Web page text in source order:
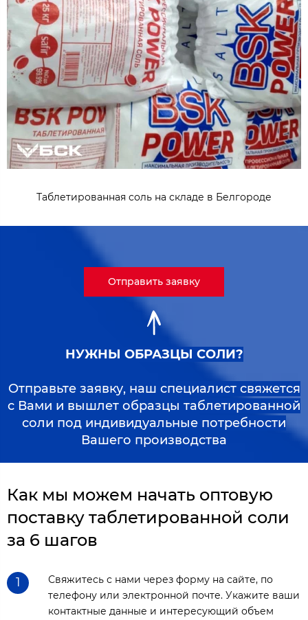
Таблетированная соль на складе в Белгороде
Отправить заявку
НУЖНЫ ОБРАЗЦЫ СОЛИ?
Отправьте заявку, наш специалист свяжется
с Вами и вышлет образцы таблетированной
соли под индивидуальные потребности
Вашего производства
Как мы можем начать оптовую
поставку таблетированной соли
за 6 шагов
1
Свяжитесь с нами через форму на сайте, по
телефону или электронной почте. Укажите ваши
контактные данные и интересующий объем